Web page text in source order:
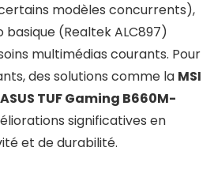
certains modèles concurrents),
basique (Realtek ALC897)
multimédias courants. Pour
des solutions comme la MSI
ASUS TUF Gaming B660M-
significatives en
et de durabilité.